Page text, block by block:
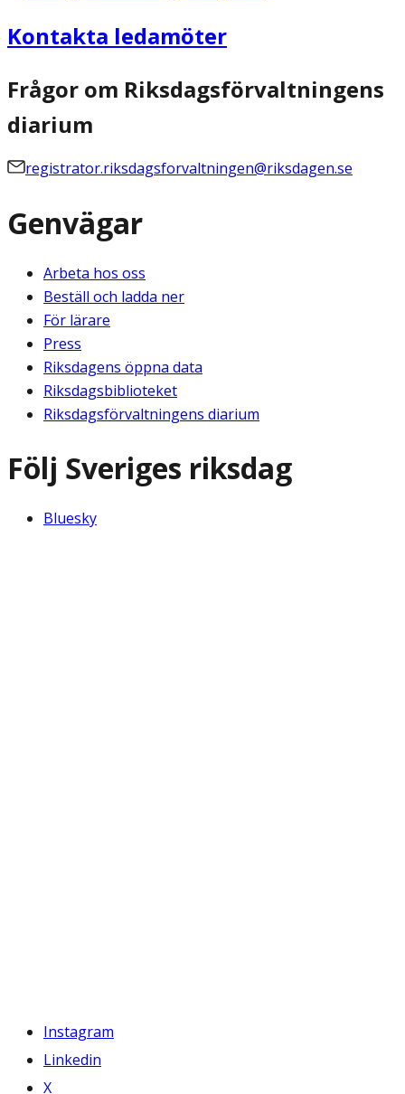
Kontakta ledamöter
Frågor om Riksdagsförvaltningens
diarium
registrator.riksdagsforvaltningen@riksdagen.se
Genvägar
Arbeta hos oss
Beställ och ladda ner
För lärare
Press
Riksdagens öppna data
Riksdagsbiblioteket
Riksdagsförvaltningens diarium
Följ Sveriges riksdag
Bluesky
Instagram
Linkedin
X